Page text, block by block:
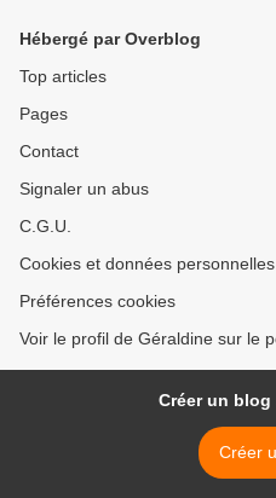
Hébergé par Overblog
Top articles
Pages
Contact
Signaler un abus
C.G.U.
Cookies et données personnelles
Préférences cookies
Voir le profil de Géraldine sur le
Créer un
Créer